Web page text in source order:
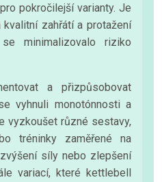
pokročilejší varianty. Je
zahřátí a protažení
minimalizovalo riziko
a přizpůsobovat
vyhnuli monotónnosti a
vyzkoušet různé sestavy,
tréninky zaměřené na
síly nebo zlepšení
variací, které kettlebell